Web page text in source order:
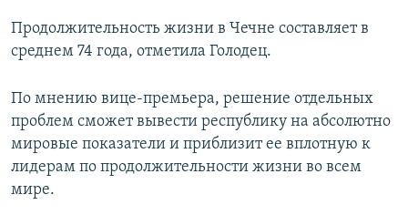
Продолжительность жизни в Чечне составляет в
среднем 74 года, отметила Голодец.
По мнению вице-премьера, решение отдельных
проблем сможет вывести республику на абсолютно
мировые показатели и приблизит ее вплотную к
лидерам по продолжительности жизни во всем
мире.